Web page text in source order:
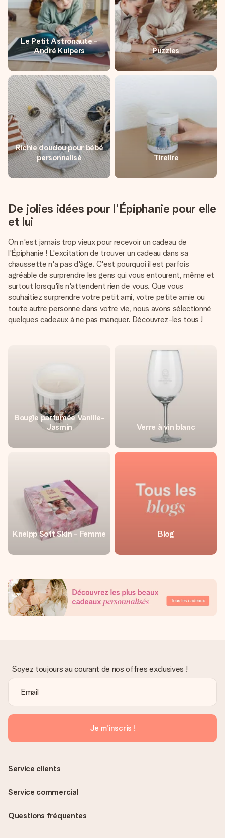
Le Petit Astronaute -
André Kuipers
Puzzles
Richie doudou pour bébé
personnalisé
Tirelire
De jolies idées pour l'Épiphanie pour elle
et lui
On n'est jamais trop vieux pour recevoir un cadeau de
l'Épiphanie ! L'excitation de trouver un cadeau dans sa
chaussette n'a pas d'âge. C'est pourquoi il est parfois
agréable de surprendre les gens qui vous entourent, même et
surtout lorsqu'ils n'attendent rien de vous. Que vous
souhaitiez surprendre votre petit ami, votre petite amie ou
toute autre personne dans votre vie, nous avons sélectionné
quelques cadeaux à ne pas manquer. Découvrez-les tous !
Bougie parfumée Vanille-
Jasmin
Verre à vin blanc
Kneipp Soft Skin - Femme Blog
Soyez toujours au courant de nos offres exclusives !
Je m'inscris !
Questions fréquentes
Service clients
Service commercial